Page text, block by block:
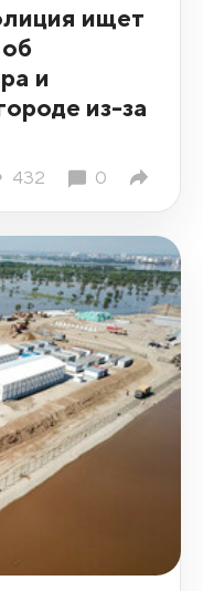
ищет
и
из-за
432 0